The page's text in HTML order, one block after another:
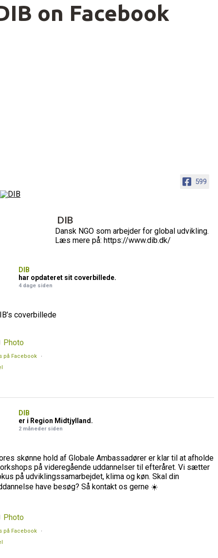
on Facebook
599
DIB
Dansk NGO som arbejder for global udvikling.
Læs mere på: https://www.dib.dk/
DIB
har opdateret sit coverbillede.
4 dage siden
coverbillede
Photo
på Facebook
·
DIB
er i Region Midtjylland.
2 måneder siden
skønne hold af Globale Ambassadører er klar til at afholde
på videregående uddannelser til efteråret. Vi sætter
på udviklingssamarbejdet, klima og køn. Skal din
have besøg? Så kontakt os gerne ☀️
Photo
på Facebook
·